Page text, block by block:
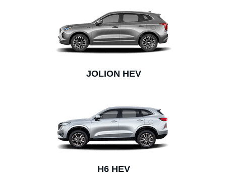
H6 HEV
JOLION HEV